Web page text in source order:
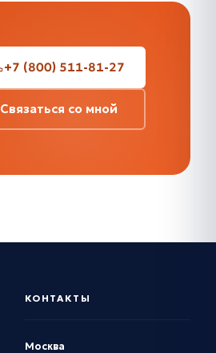
+7 (800) 511-81-27
Связаться со мной
КОНТАКТЫ
Москва